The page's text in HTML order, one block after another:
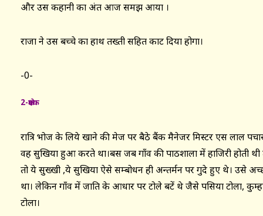
और उस कहानी का अंत आज समझ आया ।
राजा ने उस बच्चे का हाथ तख्ती सहित काट दिया होगा।
-0-
2-क्षेपक
रात्रि भोज के लिये खाने की मेज पर बैठे बैंक मैनेजर मिस्टर एस लाल
वह सुखिया हुआ करते था।बस जब गाँव की पाठशाला में हाजिरी होती
तो ये सुख्खी ,ये सुखिया ऐसे सम्बोधन ही अन्तर्मन पर गुदे हुए थे। उसे
था। लेकिन गाँव में जाति के आधार पर टोले बटें थे जैसे पसिया टोला,
टोला।